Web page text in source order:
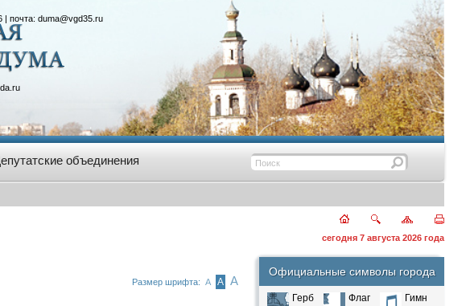
| почта: duma@vgd35.ru
объединения
сегодня 7 августа 2026 года
Размер шрифта: А А А
Официальные символы города
Герб Флаг Гимн